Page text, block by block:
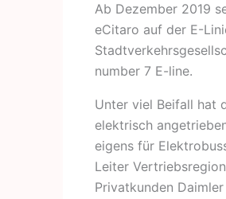
Ab Dezember 2019
eCitaro auf der E-
number 7 E-line.
Unter viel Beifall hat
elektrisch
eigens für
Leiter
Privatkunden